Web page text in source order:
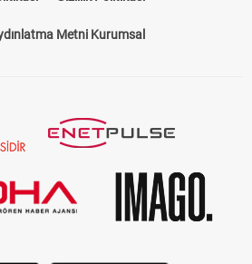
Metni Kurumsal